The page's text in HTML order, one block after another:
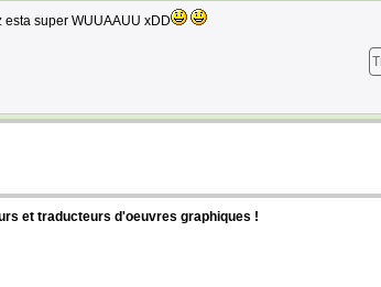
super WUUAAUU xDD
et traducteurs d'oeuvres graphiques !